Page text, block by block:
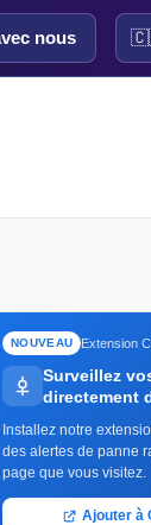
nous
NOUVEAU Extension
Surveillez
directement
Installez notre
des alertes de panne
page que vous visitez.
Ajouter à